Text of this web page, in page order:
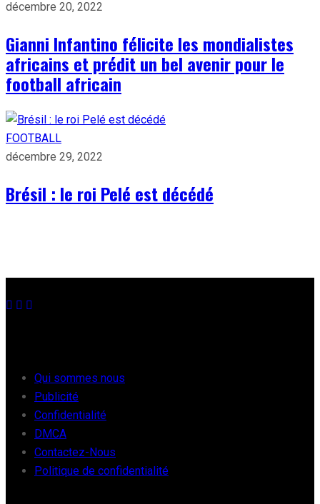
décembre 20, 2022
Gianni Infantino félicite les mondialistes
africains et prédit un bel avenir pour le
football africain
FOOTBALL
décembre 29, 2022
Brésil : le roi Pelé est décédé
Qui sommes nous
Publicité
Confidentialité
DMCA
Contactez-Nous
Politique de confidentialité